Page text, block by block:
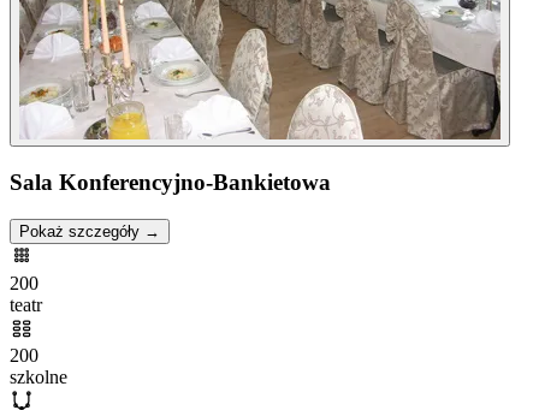
Sala Konferencyjno-Bankietowa
Pokaż szczegóły →
200
teatr
200
szkolne